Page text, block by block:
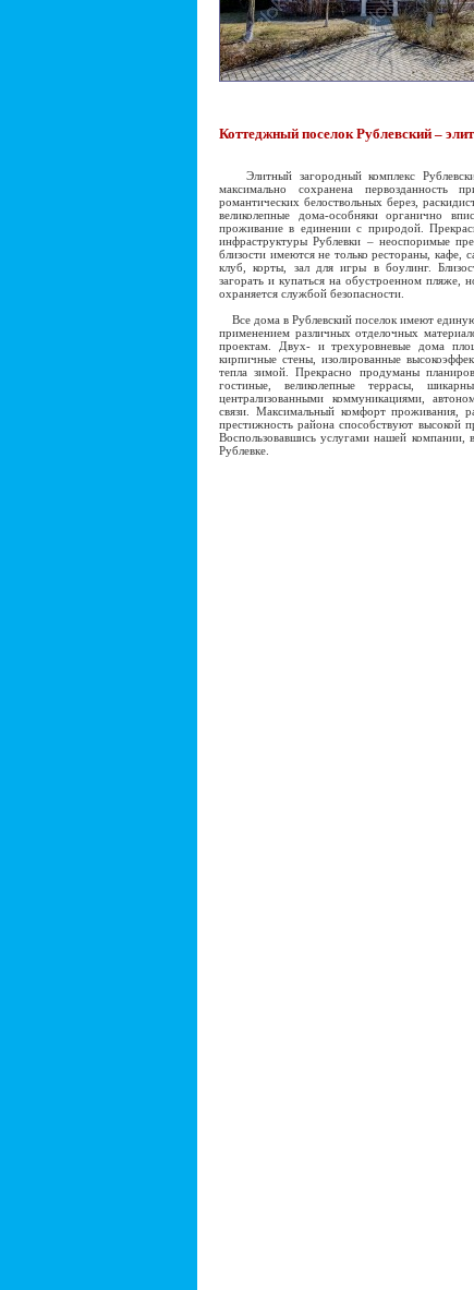
Коттеджный поселок Рублевский –
Элитный загородный комплекс
максимально сохранена
романтических белоствольных берез,
великолепные дома-особняки органично
проживание в единении с природой.
инфраструктуры Рублевки – неоспоримые
близости имеются не только рестораны, кафе,
клуб, корты, зал для игры в боулинг.
загорать и купаться на обустроенном пляже,
охраняется службой безопасности.
Все дома в Рублевский поселок имеют
применением различных отделочных
проектам. Двух- и трехуровневые дома
кирпичные стены, изолированные
тепла зимой. Прекрасно продуманы
гостиные, великолепные террасы,
централизованными коммуникациями,
связи. Максимальный комфорт проживания,
престижность района способствуют высокой
Воспользовавшись услугами нашей
Рублевке.